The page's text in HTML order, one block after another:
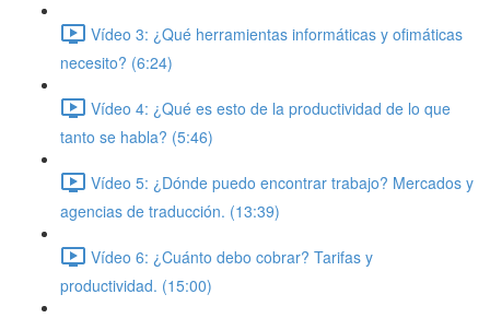
Vídeo 3: ¿Qué herramientas informáticas y ofimáticas
necesito? (6:24)
Vídeo 4: ¿Qué es esto de la productividad de lo que
tanto se habla? (5:46)
Vídeo 5: ¿Dónde puedo encontrar trabajo? Mercados y
agencias de traducción. (13:39)
Vídeo 6: ¿Cuánto debo cobrar? Tarifas y
productividad. (15:00)